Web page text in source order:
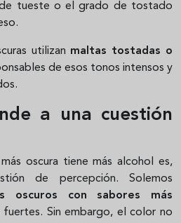
tueste o el grado de tostado
utilizan maltas tostadas o
de esos tonos intensos y
a una cuestión
oscura tiene más alcohol es,
de percepción. Solemos
oscuros con sabores más
fuertes. Sin embargo, el color no